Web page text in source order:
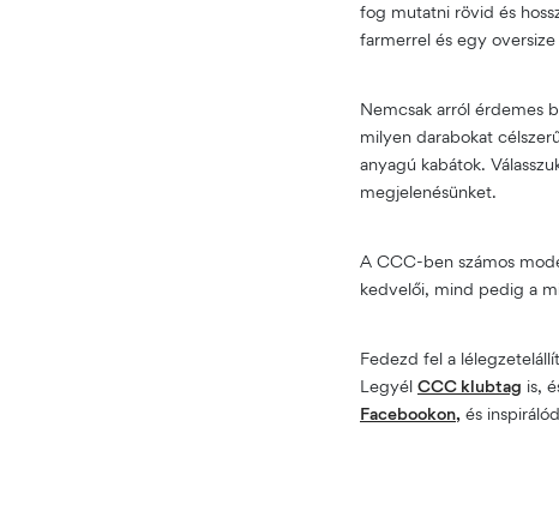
fog mutatni rövid és
farmerrel és egy
Nemcsak arról érdemes
milyen darabokat
anyagú kabátok.
megjelenésünket.
A CCC-ben számos
kedvelői, mind pedig a
Fedezd fel a
Legyél CCC klubtag is,
Facebookon, és